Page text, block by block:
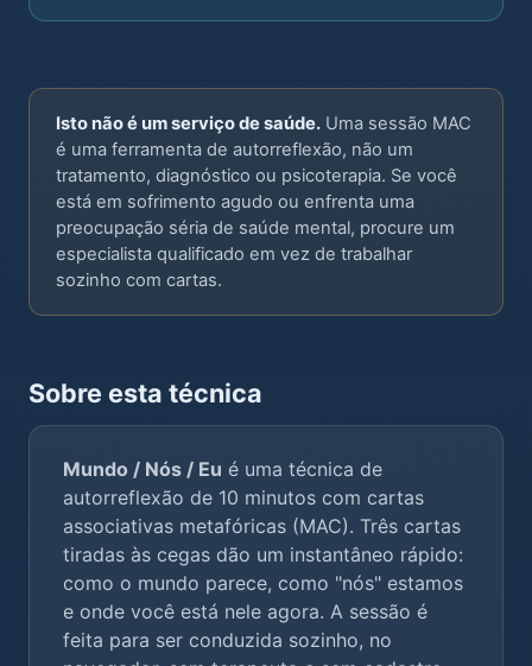
Isto não é um serviço de saúde. Uma sessão MAC
é uma ferramenta de autorreflexão, não um
tratamento, diagnóstico ou psicoterapia. Se você
está em sofrimento agudo ou enfrenta uma
preocupação séria de saúde mental, procure um
especialista qualificado em vez de trabalhar
sozinho com cartas.
Sobre esta técnica
Mundo / Nós / Eu é uma técnica de
autorreflexão de 10 minutos com cartas
associativas metafóricas (MAC). Três cartas
tiradas às cegas dão um instantâneo rápido:
como o mundo parece, como "nós" estamos
e onde você está nele agora. A sessão é
feita para ser conduzida sozinho, no